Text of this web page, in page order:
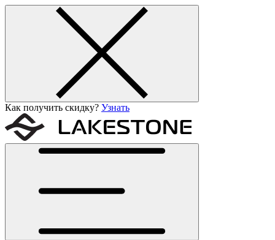
Как получить скидку? Узнать